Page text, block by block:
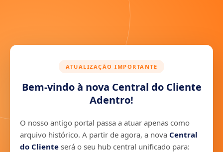
ATUALIZAÇÃO IMPORTANTE
Bem-vindo à nova Central do Cliente
Adentro!
O nosso antigo portal passa a atuar apenas como
arquivo histórico. A partir de agora, a nova Central
do Cliente será o seu hub central unificado para: